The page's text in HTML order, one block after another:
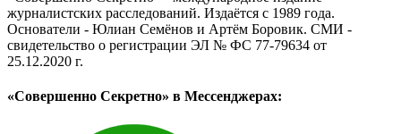
журналистских расследований. Издаётся с 1989 года.
Основатели - Юлиан Семёнов и Артём Боровик. CМИ -
свидетельство о регистрации ЭЛ № ФС 77-79634 от
25.12.2020 г.
«Совершенно Секретно» в Мессенджерах: